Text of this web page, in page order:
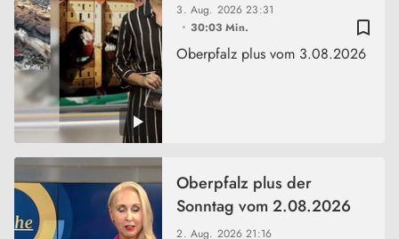
bookmark_border
3. Aug. 202623:31
30:03 Min.
Oberpfalz plus vom 3.08.2026
2. Aug. 202621:16
Oberpfalz plus der
Sonntag vom 2.08.2026